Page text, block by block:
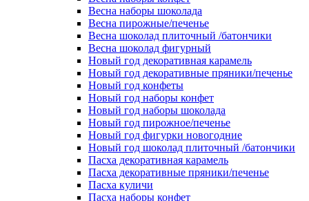
Весна наборы шоколада
Весна пирожные/печенье
Весна шоколад плиточный /батончики
Весна шоколад фигурный
Новый год декоративная карамель
Новый год декоративные пряники/печенье
Новый год конфеты
Новый год наборы конфет
Новый год наборы шоколада
Новый год пирожное/печенье
Новый год фигурки новогодние
Новый год шоколад плиточный /батончики
Пасха декоративная карамель
Пасха декоративные пряники/печенье
Пасха куличи
Пасха наборы конфет